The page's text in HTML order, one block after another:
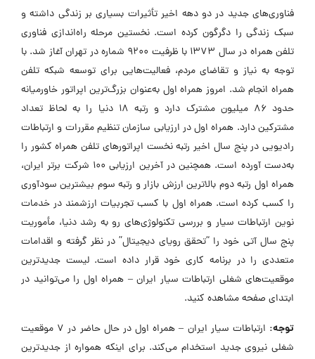
فناوری‌های جدید در دو دهه اخیر تأثیرات بسیاری بر زندگی داشته و
سبک زندگی را دگرگون کرده است. نخستین مرحله راه‌اندازی فناوری
تلفن همراه در سال ۱۳۷۳ با ظرفیت ۹۲۰۰ شماره در تهران آغاز شد. با
توجه به نیاز و تقاضای مردم، فعالیت‌هایی برای توسعه شبکه تلفن
همراه انجام شد. امروز همراه اول به‌عنوان بزرگ‌ترین اپراتور خاورمیانه
حدود ۸۶ میلیون مشترک دارد و رتبه ۱۸ دنیا را به لحاظ تعداد
مشترکین دارد. همراه اول در ارزیابی سازمان تنظیم مقررات و ارتباطات
رادیویی در پنج سال اخیر رتبه نخست اپراتورهای تلفن همراه کشور را
به‌دست آورده است. همچنین در آخرین ارزیابی ۱۰۰ شرکت برتر ایران،
همراه اول رتبه دوم بالاترین ارزش بازار و رتبه سوم بیشترین سودآوری
را کسب کرده است. همراه اول با کسب تجربیات ارزشمند در خدمات
نوین ارتباطات سیار و بررسی تکنولوژی‌های رو به رشد دنیا، مأموریت
پنج سال آتی خود را “تحقق رویای دیجیتال” در نظر گرفته و اقدامات
متعددی را در برنامه کاری خود قرار داده است. لیست جدیدترین
موقعیت‌های شغلی ارتباطات سیار ایران – همراه اول را می‌توانید در
ابتدای صفحه مشاهده کنید.
توجه:
ارتباطات سیار ایران – همراه اول در حال حاضر در ۷ موقعیت
شغلی نیروی جدید استخدام می‌کند. برای اینکه همواره از جدیدترین